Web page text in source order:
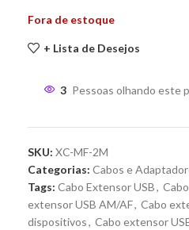
Fora de estoque
+ Lista de Desejos
3 Pessoas olhando este
SKU: XC-MF-2M
Categorias: Cabos e
Tags: Cabo Extensor USB,
extensor USB AM/AF, Cabo
dispositivos, Cabo extensor